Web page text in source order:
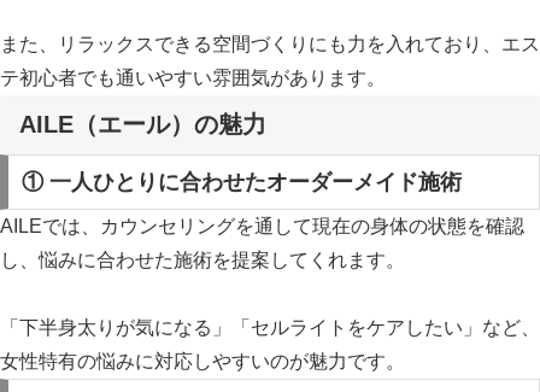
また、リラックスできる空間づくりにも力を入れており、エス
テ初心者でも通いやすい雰囲気があります。
AILE（エール）の魅力
① 一人ひとりに合わせたオーダーメイド施術
AILEでは、カウンセリングを通して現在の身体の状態を確認
し、悩みに合わせた施術を提案してくれます。
「下半身太りが気になる」「セルライトをケアしたい」など、
女性特有の悩みに対応しやすいのが魅力です。